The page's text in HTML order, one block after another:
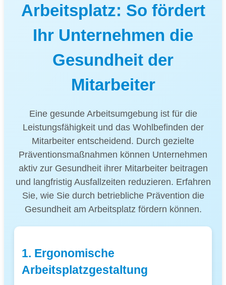
Arbeitsplatz: So fördert
Ihr Unternehmen die
Gesundheit der
Mitarbeiter
Eine gesunde Arbeitsumgebung ist für die
Leistungsfähigkeit und das Wohlbefinden der
Mitarbeiter entscheidend. Durch gezielte
Präventionsmaßnahmen können Unternehmen
aktiv zur Gesundheit ihrer Mitarbeiter beitragen
und langfristig Ausfallzeiten reduzieren. Erfahren
Sie, wie Sie durch betriebliche Prävention die
Gesundheit am Arbeitsplatz fördern können.
1. Ergonomische
Arbeitsplatzgestaltung